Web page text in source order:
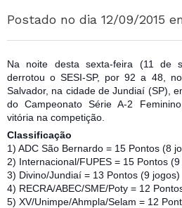
Postado no dia 12/09/2015
Na noite desta sexta-feira (11 de
derrotou o SESI-SP, por 92 a 48,
Salvador, na cidade de Jundiaí (SP),
do Campeonato Série A-2
vitória na competição.
Classificação
1) ADC São Bernardo = 15 Pontos (8
2) Internacional/FUPES = 15 Pontos (9
3) Divino/Jundiaí = 13 Pontos (9 jogos)
4) RECRA/ABEC/SME/Poty = 12
5) XV/Unimpe/Ahmpla/Selam = 12